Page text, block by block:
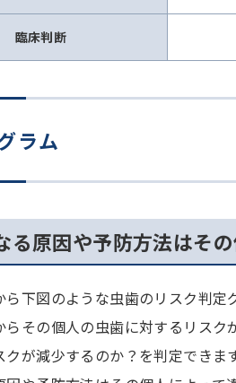
臨床判断
ラム
る原因や予防方法はその
ら下図のような虫歯のリスク判定
らその個人の虫歯に対するリス
クが減少するのか？を判定できます